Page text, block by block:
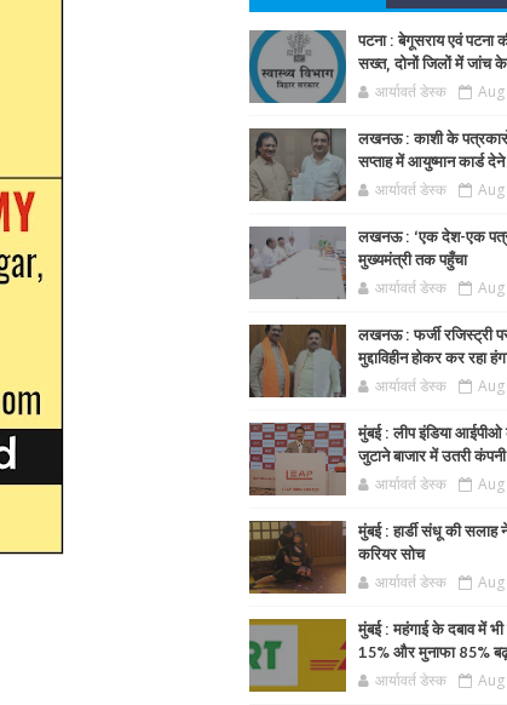
पटना : बेगूसराय एवं पटना
सख्त, दोनों जिलों में जांच के
आर्यावर्त डेस्क
लखनऊ : काशी के
सप्ताह में आयुष्मान कार्ड
आर्यावर्त डेस्क
लखनऊ : ‘एक देश-एक
मुख्यमंत्री तक पहुँचा
आर्यावर्त डेस्क
लखनऊ : फर्जी रजिस्ट्री
मुद्दाविहीन होकर कर रहा
आर्यावर्त डेस्क
मुंबई : लीप इंडिया
जुटाने बाजार में उतरी कंपनी
आर्यावर्त डेस्क
मुंबई : हार्डी संधू की
करियर सोच
आर्यावर्त डेस्क
मुंबई : महंगाई के दबाव में
15% और मुनाफा 85%
आर्यावर्त डेस्क